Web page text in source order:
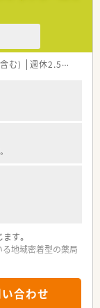
む) 週休2.5日以上
す。
地域密着型の薬局
合わせ